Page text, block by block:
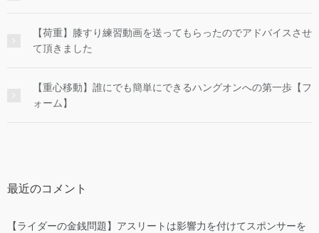
【荷重】膝すり練習動画を送ってもらったのでアドバイスさせ
て頂きました
【重心移動】誰にでも簡単にできるハングオンへの第一歩【フ
ォーム】
最近のコメント
【ライダーの金銭問題】アスリートは影響力を付けてスポンサーを